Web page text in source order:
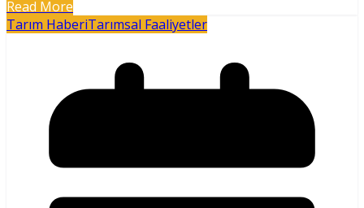
Read More
Tarım HaberiTarımsal Faaliyetler